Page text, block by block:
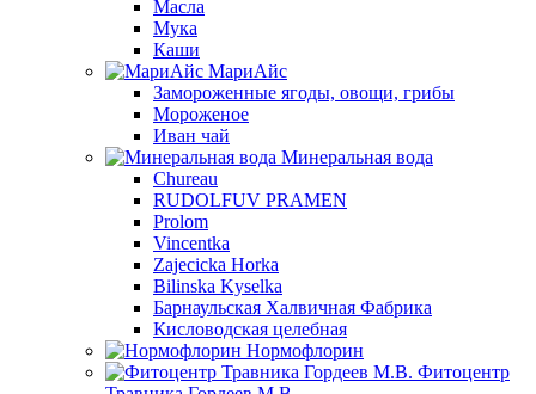
Масла
Мука
Каши
МариАйс
Замороженные ягоды, овощи, грибы
Мороженое
Иван чай
Минеральная вода
Chureau
RUDOLFUV PRAMEN
Prolom
Vincentka
Zajecicka Horka
Bilinska Kyselka
Барнаульская Халвичная Фабрика
Кисловодская целебная
Нормофлорин
Фитоцентр